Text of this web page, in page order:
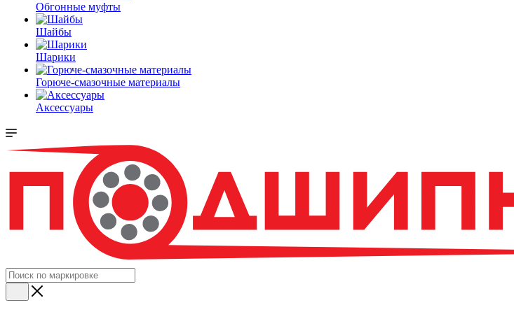
Обгонные муфты
Шайбы
Шарики
Горюче-смазочные материалы
Аксессуары